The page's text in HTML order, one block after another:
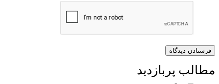
مطالب پربازدید